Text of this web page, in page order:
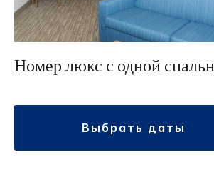
Номер люкс с одной
выбрать даты